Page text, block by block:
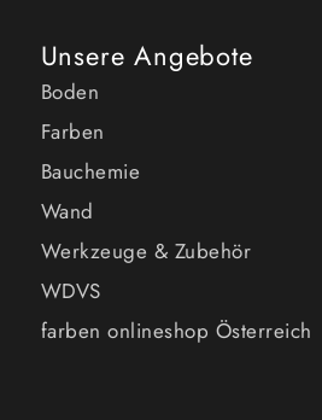
Unsere Angebote
Boden
Farben
Bauchemie
Wand
Werkzeuge & Zubehör
WDVS
farben onlineshop Österreich